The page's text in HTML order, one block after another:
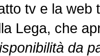
tv e la web
Lega, che
da